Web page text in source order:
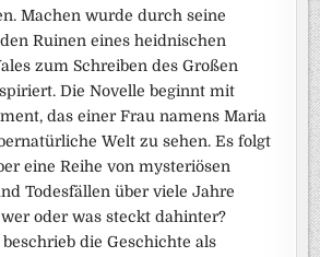
Machen wurde durch seine
Ruinen eines heidnischen
zum Schreiben des Großen
Die Novelle beginnt mit
das einer Frau namens Maria
Welt zu sehen. Es folgt
eine Reihe von mysteriösen
Todesfällen über viele Jahre
oder was steckt dahinter?
die Geschichte als